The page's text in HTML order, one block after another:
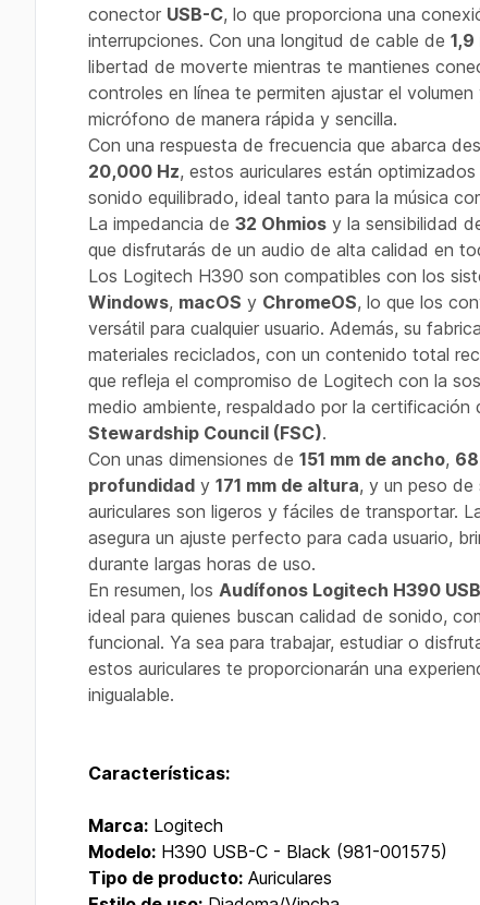
conector USB-C, lo que proporciona una
interrupciones. Con una longitud de cable de
libertad de moverte mientras te mantienes
controles en línea te permiten ajustar el volumen
micrófono de manera rápida y sencilla.
Con una respuesta de frecuencia que abarca
20,000 Hz, estos auriculares están
sonido equilibrado, ideal tanto para la música
La impedancia de 32 Ohmios y la sensibilidad
que disfrutarás de un audio de alta calidad en
Los Logitech H390 son compatibles con los
Windows, macOS y ChromeOS, lo que los
versátil para cualquier usuario. Además, su
materiales reciclados, con un contenido total
que refleja el compromiso de Logitech con la
medio ambiente, respaldado por la certificación
Stewardship Council (FSC).
Con unas dimensiones de 151 mm de ancho,
profundidad y 171 mm de altura, y un peso de
auriculares son ligeros y fáciles de transportar.
asegura un ajuste perfecto para cada usuario,
durante largas horas de uso.
En resumen, los Audífonos Logitech H390
ideal para quienes buscan calidad de sonido,
funcional. Ya sea para trabajar, estudiar o
estos auriculares te proporcionarán una
inigualable.
Características:
Marca: Logitech
Modelo: H390 USB-C - Black (981-001575)
Tipo de producto: Auriculares